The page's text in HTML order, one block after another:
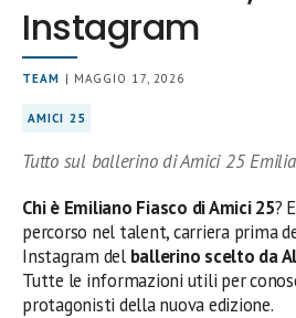
Instagram
TEAM | MAGGIO 17, 2026
AMICI 25
Tutto sul ballerino di Amici 25
Chi è Emiliano Fiasco di Amici 25?
percorso nel talent, carriera prima
Instagram del ballerino scelto da
Tutte le informazioni utili per
protagonisti della nuova edizione.